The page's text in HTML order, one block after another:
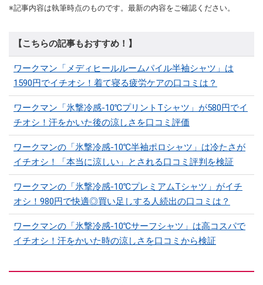
※記事内容は執筆時点のものです。最新の内容をご確認ください。
【こちらの記事もおすすめ！】
ワークマン「メディヒールルームパイル半袖シャツ」は
1590円でイチオシ！着て寝る疲労ケアの口コミは？
ワークマン「氷撃冷感-10℃プリントTシャツ」が580円でイ
チオシ！汗をかいた後の涼しさを口コミ評価
ワークマンの「氷撃冷感-10℃半袖ポロシャツ」は冷たさが
イチオシ！「本当に涼しい」とされる口コミ評判を検証
ワークマンの「氷撃冷感-10℃プレミアムTシャツ」がイチ
オシ！980円で快適◎買い足しする人続出の口コミは？
ワークマンの「氷撃冷感-10℃サーフシャツ」は高コスパで
イチオシ！汗をかいた時の涼しさを口コミから検証